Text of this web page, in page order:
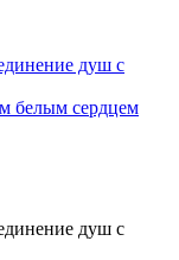
белым сердцем